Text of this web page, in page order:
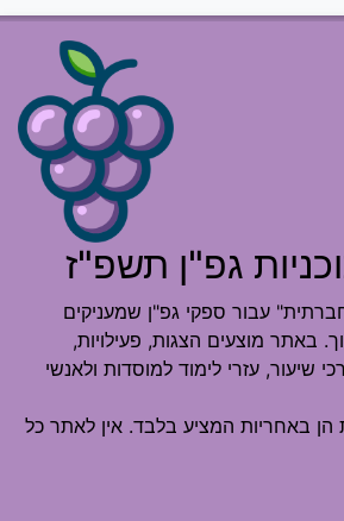
גפ"ן תשפ"ז
עבור ספקי גפ"ן שמעניקים
באתר מוצעים הצגות, פעילויות,
שיעור, עזרי לימוד למוסדות ולאנשי
הן באחריות המציע בלבד. אין לאתר כל